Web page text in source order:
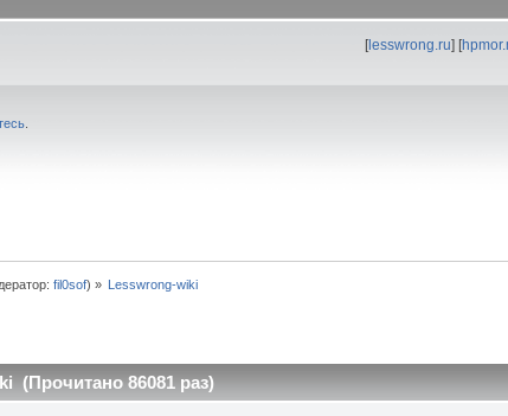
[lesswrong.ru] [
fil0sof) » Lesswrong-wiki
(Прочитано 86081 раз)